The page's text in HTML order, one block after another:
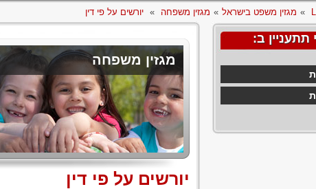
» מגזין משפט בישראל » מגזין משפחה » יורשים על פי דין
תתעניין ב:
מגזין משפחה
יורשים על פי דין